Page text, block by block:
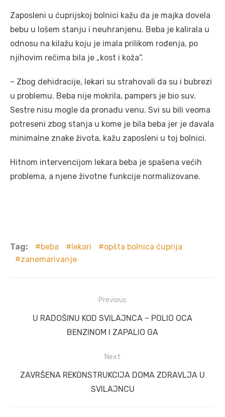
Zaposleni u ćuprijskoj bolnici kažu da je majka dovela
bebu u lošem stanju i neuhranjenu. Beba je kalirala u
odnosu na kilažu koju je imala prilikom rođenja, po
njihovim rečima bila je „kost i koža“.
– Zbog dehidracije, lekari su strahovali da su i bubrezi
u problemu. Beba nije mokrila, pampers je bio suv.
Sestre nisu mogle da pronađu venu. Svi su bili veoma
potreseni zbog stanja u kome je bila beba jer je davala
minimalne znake života, kažu zaposleni u toj bolnici.
Hitnom intervencijom lekara beba je spašena većih
problema, a njene životne funkcije normalizovane.
Tag: beba lekari
opšta bolnica ćuprija
zanemarivanje
navigation
Previous
PreviousU RADOŠINU KOD SVILAJNCA – POLIO OCA
BENZINOM I ZAPALIO GA
Next
Next
ZAVRŠENA REKONSTRUKCIJA DOMA ZDRAVLJA U
SVILAJNCU